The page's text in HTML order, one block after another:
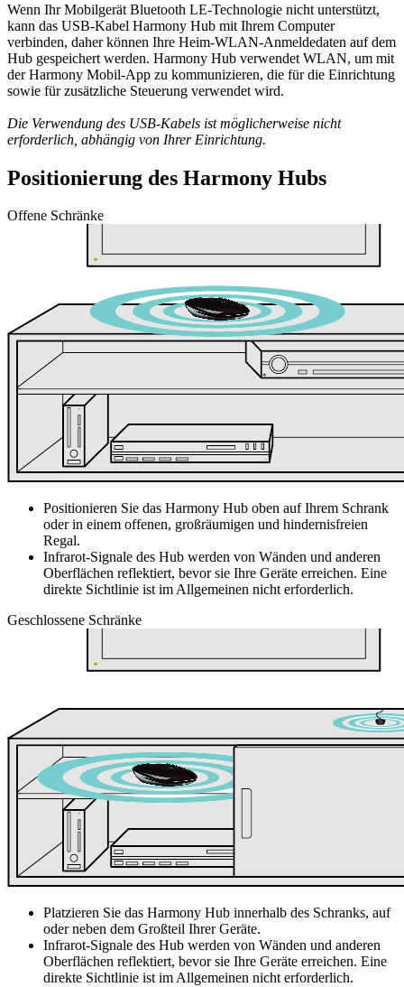
Wenn Ihr Mobilgerät Bluetooth LE-Technologie nicht unterstützt,
kann das USB-Kabel Harmony Hub mit Ihrem Computer
verbinden, daher können Ihre Heim-WLAN-Anmeldedaten auf dem
Hub gespeichert werden. Harmony Hub verwendet WLAN, um mit
der Harmony Mobil-App zu kommunizieren, die für die Einrichtung
sowie für zusätzliche Steuerung verwendet wird.
Die Verwendung des USB-Kabels ist möglicherweise nicht
erforderlich, abhängig von Ihrer Einrichtung.
Positionierung des Harmony Hubs
Offene Schränke
Positionieren Sie das Harmony Hub oben auf Ihrem Schrank
oder in einem offenen, großräumigen und hindernisfreien
Regal.
Infrarot-Signale des Hub werden von Wänden und anderen
Oberflächen reflektiert, bevor sie Ihre Geräte erreichen. Eine
direkte Sichtlinie ist im Allgemeinen nicht erforderlich.
Geschlossene Schränke
Platzieren Sie das Harmony Hub innerhalb des Schranks, auf
oder neben dem Großteil Ihrer Geräte.
Infrarot-Signale des Hub werden von Wänden und anderen
Oberflächen reflektiert, bevor sie Ihre Geräte erreichen. Eine
direkte Sichtlinie ist im Allgemeinen nicht erforderlich.